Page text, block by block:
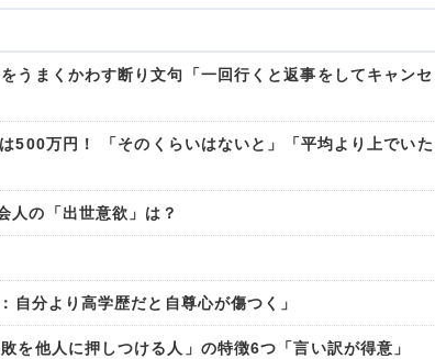
うまくかわす断り文句「一回行くと返事をしてキャンセ
500万円！ 「そのくらいはないと」「平均より上でいた
人の「出世意欲」は？
分より高学歴だと自尊心が傷つく」
を他人に押しつける人」の特徴6つ「言い訳が得意」